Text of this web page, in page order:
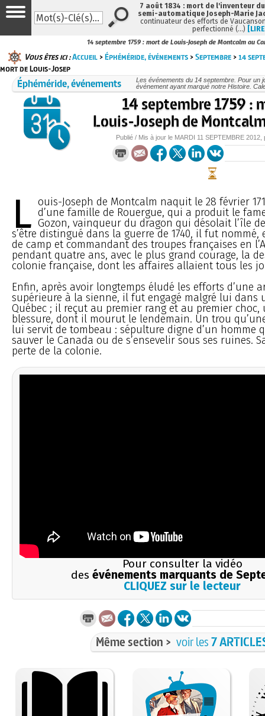
14 septembre 1759 : mort de Louis-Joseph de Montcalm au
Vous êtes ici :Accueil >Éphéméride, événements >Septembre >14
mort de Louis-Josep
Éphéméride, événements
Les événements du 14 septembre. Pour un
événement ayant marqué notre Histoire.
14 septembre 1759 :
Louis-Joseph de
Publié / Mis à jour le MARDI 11 SEPTEMBRE 2012
L ouis-Joseph de Montcalm naquit le 28 février
d’une famille de Rouergue, qui a produit le
Gozon, vainqueur du dragon qui désolait l’île
s’être distingué dans la guerre de 1740, il fut nommé,
de camp et commandant des troupes françaises en
pendant quatre ans, avec le plus grand courage, la
colonie française, dont les affaires allaient tous les
Enfin, après avoir longtemps éludé les efforts d’une
supérieure à la sienne, il fut engagé malgré lui dans
Québec ; il reçut au premier rang et au premier choc,
blessure, dont il mourut le lendemain. Un trou
lui servit de tombeau : sépulture digne d’un homme
sauver le Canada ou de s’ensevelir sous ses ruines.
perte de la colonie.
Pour consulter la vidéo
des événements marquants de
CLIQUEZ sur le lecteur
Même section > voir les7
7 août 1834 : mort de l'inventeur
semi-automatique Joseph-Marie
continuateur des efforts de
perfectionné (…)